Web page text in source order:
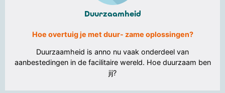
Duurzaamheid
Hoe overtuig je met duur- zame oplossingen?
Duurzaamheid is anno nu vaak onderdeel van
aanbestedingen in de facilitaire wereld. Hoe duurzaam ben
jij?